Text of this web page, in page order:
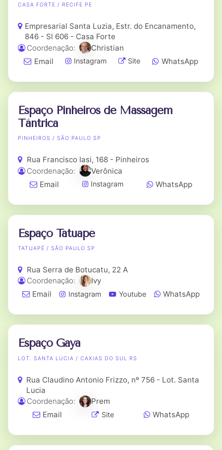
CASA FORTE / RECIFE PE
Empresarial Santa Luzia, Estr. do Encanamento,
846 - Sl 606 - Casa Forte
Coordenação:
Christian
Email
Instagram Site WhatsApp
Espaço Pinheiros de Massagem
Tântrica
PINHEIROS / SÃO PAULO SP
Rua Francisco Iasi, 168 - Pinheiros
Coordenação:
Verônica
Email
Instagram WhatsApp
Espaço Tatuapé
TATUAPÉ / SÃO PAULO SP
Rua Serra de Botucatu, 22 A
Coordenação:
Ivy
Email
Instagram Youtube WhatsApp
Espaço Gaya
LOT. SANTA LUCIA / CAXIAS DO SUL RS
Rua Claudino Antonio Frizzo, nº 756 - Lot. Santa
Lucia
Coordenação:
Prem
Email
Site WhatsApp